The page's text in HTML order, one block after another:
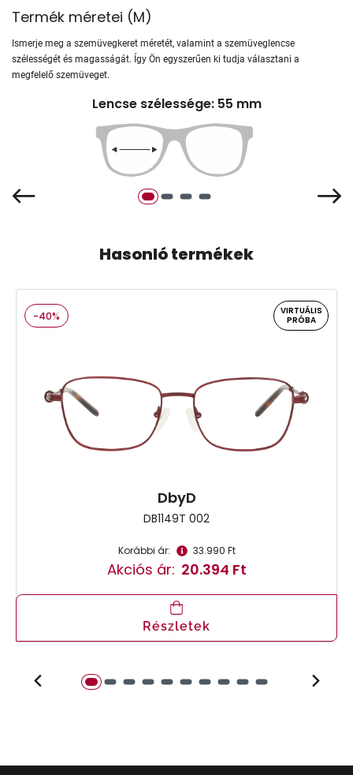
Termék méretei (M)
Ismerje meg a szemüvegkeret méretét, valamint a szemüveglencse
szélességét és magasságát. Így Ön egyszerűen ki tudja választani a
megfelelő szemüveget.
Lencse szélessége: 55 mm
Hasonló termékek
-40%
VIRTUÁLIS
PRÓBA
DbyD
DB1149T 002
Korábbi ár: 33.990 Ft
Akciós ár: 20.394 Ft
Részletek